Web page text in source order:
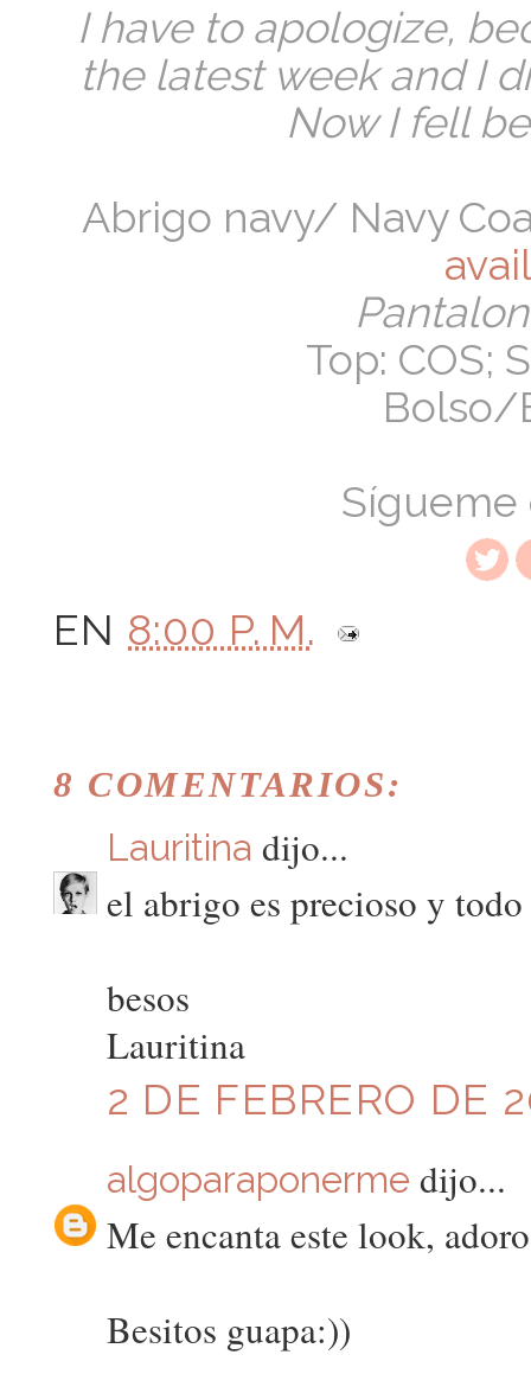
I have to apologize,
the latest week and I
Now I fell
Abrigo navy/ Navy
Top: COS;
Bolso/
EN 8:00 P. M.
8 COMENTARIOS:
Lauritina dijo...
el abrigo es precioso y
besos
Lauritina
2 DE FEBRERO DE
algoparaponerme dijo...
Me encanta este look,
Besitos guapa:))